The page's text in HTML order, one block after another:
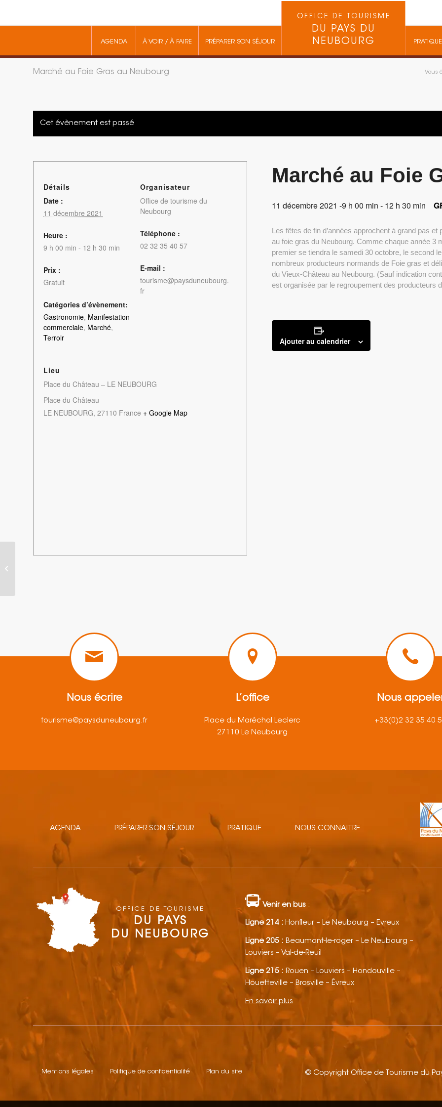
AGENDA À VOIR / À FAIRE PRÉPARER SON SÉJOUR
OFFICE DE TOURISME
DU PAYS DU
NEUBOURG
PRATIQUE
Marché au Foie Gras au Neubourg Vous
Cet évènement est passé
Marché au Foie
11 décembre 2021 -9 h 00 min - 12 h 30 min
Les fêtes de fin d’années approchent à grand pas
au foie gras du Neubourg. Comme chaque année 3
premier se tiendra le samedi 30 octobre, le second
nombreux producteurs normands de Foie gras et
du Vieux-Château au Neubourg. (Sauf indication
est organisée par le regroupement des producteurs
Ajouter au calendrier
Détails
Date :
11 décembre 2021
Heure :
9 h 00 min - 12 h 30 min
Prix :
Gratuit
Catégories d’évènement:
Gastronomie, Manifestation
commerciale, Marché,
Terroir
Organisateur
Office de tourisme du
Neubourg
Téléphone :
02 32 35 40 57
E-mail :
tourisme@paysduneubourg.
fr
Lieu
Place du Château – LE NEUBOURG
Place du Château
LE NEUBOURG, 27110 France + Google Map
Nous écrire
tourisme@paysduneubourg.fr
L’office
Place du Maréchal Leclerc
27110 Le Neubourg
Nous
+33(0)2 32 35 40
AGENDA PRÉPARER SON SÉJOUR PRATIQUE NOUS CONNAITRE
OFFICE DE TOURISME
DU PAYS
DU NEUBOURG
Venir en bus :
Ligne 214 : Honfleur – Le Neubourg – Evreux
Ligne 205 : Beaumont-le-roger – Le Neubourg –
Louviers – Val-de-Reuil
Ligne 215 : Rouen – Louviers – Hondouville –
Houetteville – Brosville – Évreux
En savoir plus
Mentions légales Politique de confidentialité Plan du site © Copyright Office de Tourisme du